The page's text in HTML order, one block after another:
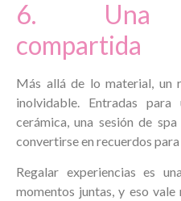
6. Una
compartida
Más allá de lo material, un
inolvidable. Entradas
cerámica, una sesión de
convertirse en recuerdos para
Regalar experiencias es
momentos juntas, y eso